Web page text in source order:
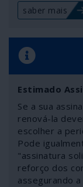
saber mais
Estimado
Se a sua
renová-la
escolher a
Pode
"assinatura
reforço dos
assegurando